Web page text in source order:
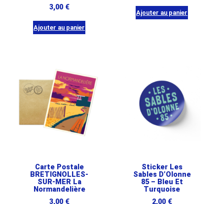
3,00 €
Ajouter au panier
Ajouter au panier
Carte Postale
BRETIGNOLLES-
SUR-MER La
Normandelière
3,00 €
Sticker Les
Sables D’Olonne
85 – Bleu Et
Turquoise
2,00 €